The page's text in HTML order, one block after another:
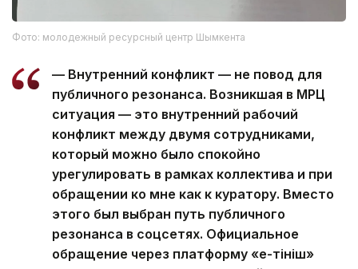
Фото: молодежный ресурсный центр Шымкента
— Внутренний конфликт — не повод для
публичного резонанса. Возникшая в МРЦ
ситуация — это внутренний рабочий
конфликт между двумя сотрудниками,
который можно было спокойно
урегулировать в рамках коллектива и при
обращении ко мне как к куратору. Вместо
этого был выбран путь публичного
резонанса в соцсетях. Официальное
обращение через платформу «е-Өтініш»